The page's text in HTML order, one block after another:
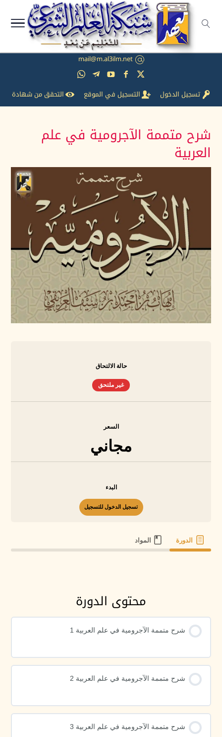
mail@m.al3ilm.net
تسجيل الدخول التسجيل في الموقع التحقق من شهادة
شرح متممة الآجرومية في علم
العربية
حالة الالتحاق
غير ملتحق
السعر
مجاني
البدء
تسجيل الدخول للتسجيل
الدورة المواد
محتوى الدورة
شرح متممة الآجرومية في علم العربية 1
شرح متممة الآجرومية في علم العربية 2
شرح متممة الآجرومية في علم العربية 3